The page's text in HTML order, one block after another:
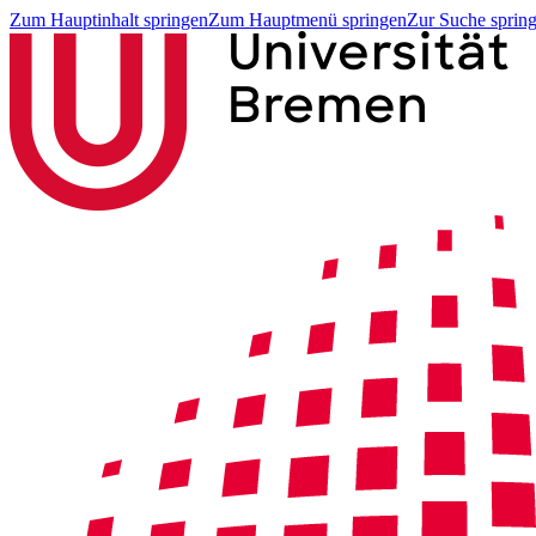
Zum Hauptinhalt springenZum Hauptmenü springenZur Suche